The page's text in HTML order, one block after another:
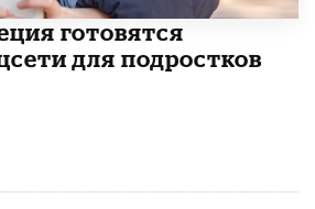
готовятся
для подростков